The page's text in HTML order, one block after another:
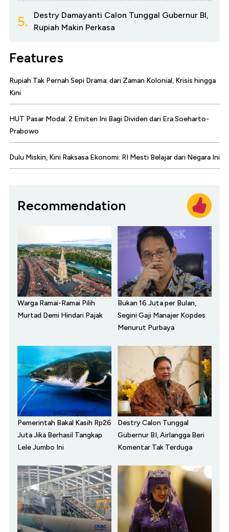
5.
Destry Damayanti Calon Tunggal Gubernur BI,
Rupiah Makin Perkasa
Features
Rupiah Tak Pernah Sepi Drama: dari Zaman Kolonial, Krisis hingga
Kini
HUT Pasar Modal: 2 Emiten Ini Bagi Dividen dari Era Soeharto-
Prabowo
Dulu Miskin, Kini Raksasa Ekonomi: RI Mesti Belajar dari Negara Ini
Recommendation
Warga Ramai-Ramai Pilih
Murtad Demi Hindari Pajak
Bukan 16 Juta per Bulan,
Segini Gaji Manajer Kopdes
Menurut Purbaya
Pemerintah Bakal Kasih Rp26
Juta Jika Berhasil Tangkap
Lele Jumbo Ini
Destry Calon Tunggal
Gubernur BI, Airlangga Beri
Komentar Tak Terduga